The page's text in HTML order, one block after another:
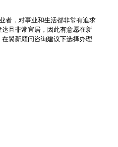
者，对事业和生活都非常有追求
且非常宜居，因此有意愿在新
翼新顾问咨询建议下选择办理